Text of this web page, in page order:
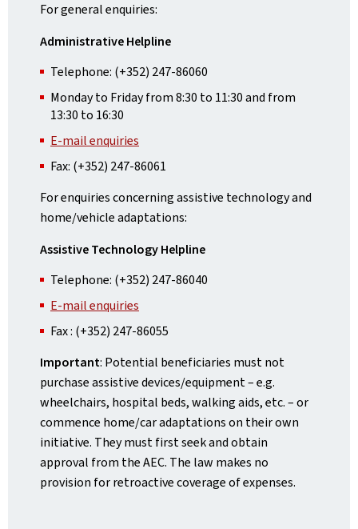
For general enquiries:
Administrative Helpline
Telephone: (+352) 247-86060
Monday to Friday from 8:30 to 11:30 and from
13:30 to 16:30
E-mail enquiries
Fax: (+352) 247-86061
For enquiries concerning assistive technology and
home/vehicle adaptations:
Assistive Technology Helpline
Telephone: (+352) 247-86040
E-mail enquiries
Fax : (+352) 247-86055
Important: Potential beneficiaries must not
purchase assistive devices/equipment – e.g.
wheelchairs, hospital beds, walking aids, etc. – or
commence home/car adaptations on their own
initiative. They must first seek and obtain
approval from the AEC. The law makes no
provision for retroactive coverage of expenses.